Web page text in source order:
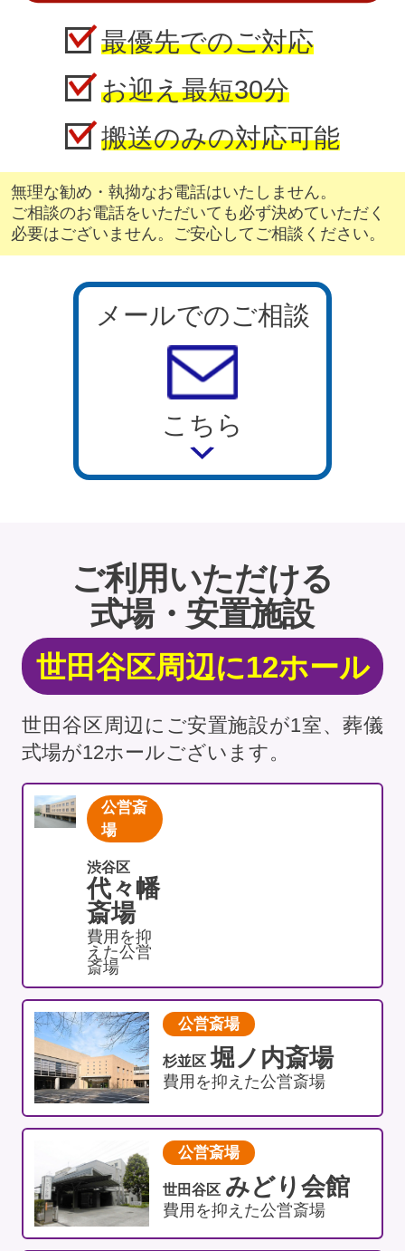
最優先でのご対応
お迎え最短30分
搬送のみの対応可能
無理な勧め・執拗なお電話はいたしません。
ご相談のお電話をいただいても必ず決めていただく
必要はございません。ご安心してご相談ください。
メールでのご相談
こちら
ご利用いただける
式場・安置施設
世田谷区周辺に12ホール
世田谷区周辺にご安置施設が1室、葬儀
式場が12ホールございます。
公営斎
場
渋谷区
代々幡
斎場
費用を抑
えた公営
斎場
公営斎場
杉並区 堀ノ内斎場
費用を抑えた公営斎場
公営斎場
世田谷区 みどり会館
費用を抑えた公営斎場